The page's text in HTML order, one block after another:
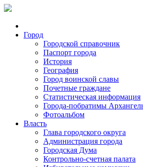
Город
Городской справочник
Паспорт города
История
География
Город воинской славы
Почетные граждане
Статистическая информация
Города-побратимы
Фотоальбом
Власть
Глава городского округа
Администрация города
Городская Дума
Контрольно-счетная палата